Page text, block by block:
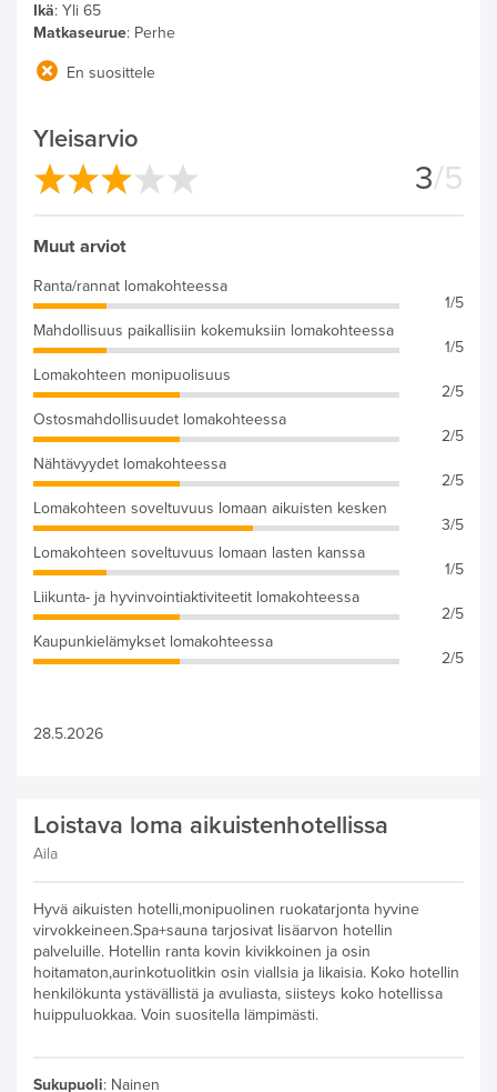
Ikä: Yli 65
Matkaseurue: Perhe
En suosittele
Yleisarvio
3/5
Muut arviot
Ranta/rannat lomakohteessa
1/5
Mahdollisuus paikallisiin kokemuksiin lomakohteessa
1/5
Lomakohteen monipuolisuus
2/5
Ostosmahdollisuudet lomakohteessa
2/5
Nähtävyydet lomakohteessa
2/5
Lomakohteen soveltuvuus lomaan aikuisten kesken
3/5
Lomakohteen soveltuvuus lomaan lasten kanssa
1/5
Liikunta- ja hyvinvointiaktiviteetit lomakohteessa
2/5
Kaupunkielämykset lomakohteessa
2/5
28.5.2026
Loistava loma aikuistenhotellissa
Aila
Hyvä aikuisten hotelli,monipuolinen ruokatarjonta hyvine
virvokkeineen.Spa+sauna tarjosivat lisäarvon hotellin
palveluille. Hotellin ranta kovin kivikkoinen ja osin
hoitamaton,aurinkotuolitkin osin viallsia ja likaisia. Koko hotellin
henkilökunta ystävällistä ja avuliasta, siisteys koko hotellissa
huippuluokkaa. Voin suositella lämpimästi.
Sukupuoli: Nainen